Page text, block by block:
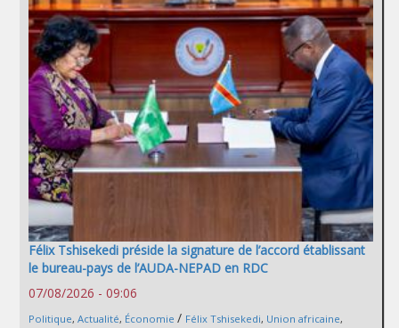
Félix Tshisekedi préside la signature de l’accord établissant
le bureau-pays de l’AUDA-NEPAD en RDC
07/08/2026 - 09:06
Politique, Actualité, Économie / Félix Tshisekedi, Union africaine,